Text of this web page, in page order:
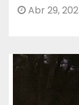
Abr 29,